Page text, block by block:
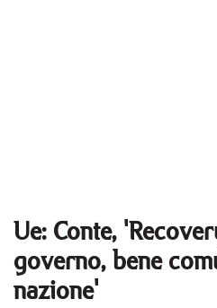
Ue: Conte,
governo, bene
nazione'